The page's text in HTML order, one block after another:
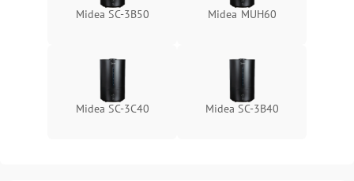
Midea SC-3B50 Midea MUH60
Midea SC-3C40 Midea SC-3B40